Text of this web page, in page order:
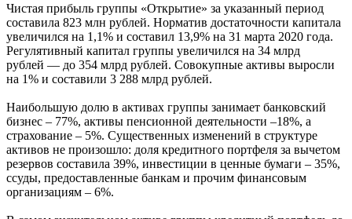
Чистая прибыль группы «Открытие» за указанный период
составила 823 млн рублей. Норматив достаточности капитала
увеличился на 1,1% и составил 13,9% на 31 марта 2020 года.
Регулятивный капитал группы увеличился на 34 млрд
рублей — до 354 млрд рублей. Совокупные активы выросли
на 1% и составили 3 288 млрд рублей.
Наибольшую долю в активах группы занимает банковский
бизнес – 77%, активы пенсионной деятельности –18%, а
страхование – 5%. Существенных изменений в структуре
активов не произошло: доля кредитного портфеля за вычетом
резервов составила 39%, инвестиции в ценные бумаги – 35%,
ссуды, предоставленные банкам и прочим финансовым
организациям – 6%.